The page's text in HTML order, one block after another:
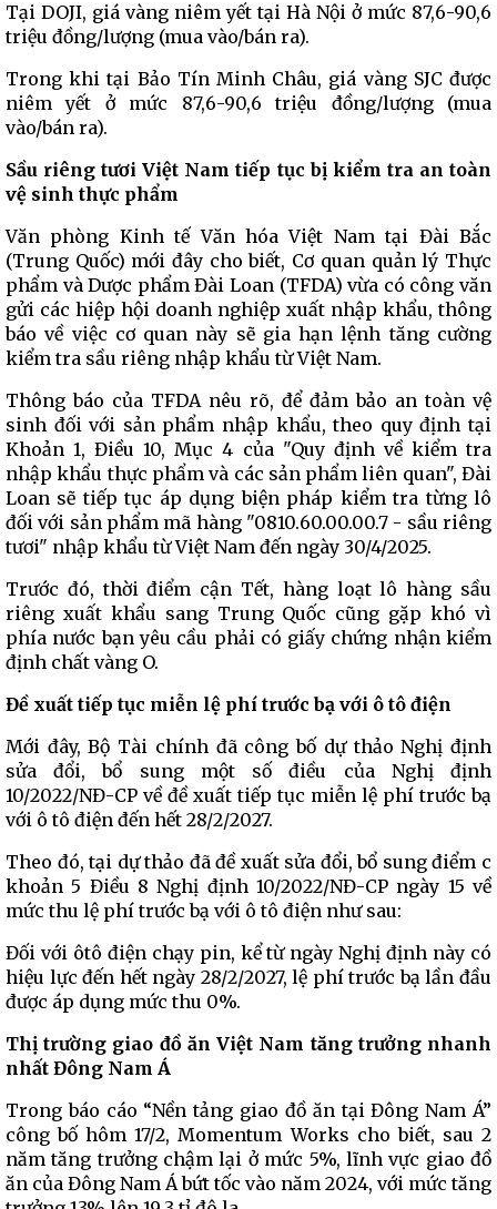
Tại DOJI, giá vàng niêm yết tại Hà Nội ở mức 87,6-90,6
triệu đồng/lượng (mua vào/bán ra).
Trong khi tại Bảo Tín Minh Châu, giá vàng SJC được
niêm yết ở mức 87,6-90,6 triệu đồng/lượng (mua
vào/bán ra).
Sầu riêng tươi Việt Nam tiếp tục bị kiểm tra an toàn
vệ sinh thực phẩm
Văn phòng Kinh tế Văn hóa Việt Nam tại Đài Bắc
(Trung Quốc) mới đây cho biết, Cơ quan quản lý Thực
phẩm và Dược phẩm Đài Loan (TFDA) vừa có công văn
gửi các hiệp hội doanh nghiệp xuất nhập khẩu, thông
báo về việc cơ quan này sẽ gia hạn lệnh tăng cường
kiểm tra sầu riêng nhập khẩu từ Việt Nam.
Thông báo của TFDA nêu rõ, để đảm bảo an toàn vệ
sinh đối với sản phẩm nhập khẩu, theo quy định tại
Khoản 1, Điều 10, Mục 4 của "Quy định về kiểm tra
nhập khẩu thực phẩm và các sản phẩm liên quan", Đài
Loan sẽ tiếp tục áp dụng biện pháp kiểm tra từng lô
đối với sản phẩm mã hàng "0810.60.00.00.7 - sầu riêng
tươi" nhập khẩu từ Việt Nam đến ngày 30/4/2025.
Trước đó, thời điểm cận Tết, hàng loạt lô hàng sầu
riêng xuất khẩu sang Trung Quốc cũng gặp khó vì
phía nước bạn yêu cầu phải có giấy chứng nhận kiểm
định chất vàng O.
Đề xuất tiếp tục miễn lệ phí trước bạ với ô tô điện
Mới đây, Bộ Tài chính đã công bố dự thảo Nghị định
sửa đổi, bổ sung một số điều của Nghị định
10/2022/NĐ-CP về đề xuất tiếp tục miễn lệ phí trước bạ
với ô tô điện đến hết 28/2/2027.
Theo đó, tại dự thảo đã đề xuất sửa đổi, bổ sung điểm c
khoản 5 Điều 8 Nghị định 10/2022/NĐ-CP ngày 15 về
mức thu lệ phí trước bạ với ô tô điện như sau:
Đối với ôtô điện chạy pin, kể từ ngày Nghị định này có
hiệu lực đến hết ngày 28/2/2027, lệ phí trước bạ lần đầu
được áp dụng mức thu 0%.
Thị trường giao đồ ăn Việt Nam tăng trưởng nhanh
nhất Đông Nam Á
Trong báo cáo “Nền tảng giao đồ ăn tại Đông Nam Á”
công bố hôm 17/2, Momentum Works cho biết, sau 2
năm tăng trưởng chậm lại ở mức 5%, lĩnh vực giao đồ
ăn của Đông Nam Á bứt tốc vào năm 2024, với mức tăng